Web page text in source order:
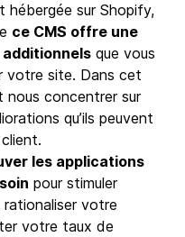
hébergée sur Shopify,
ce CMS offre une
que vous
votre site. Dans cet
nous concentrer sur
qu’ils peuvent
les applications
pour stimuler
rationaliser votre
votre taux de